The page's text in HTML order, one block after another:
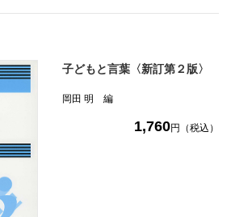
子どもと言葉〈新訂第２版〉
岡田 明 編
1,760円（税込）